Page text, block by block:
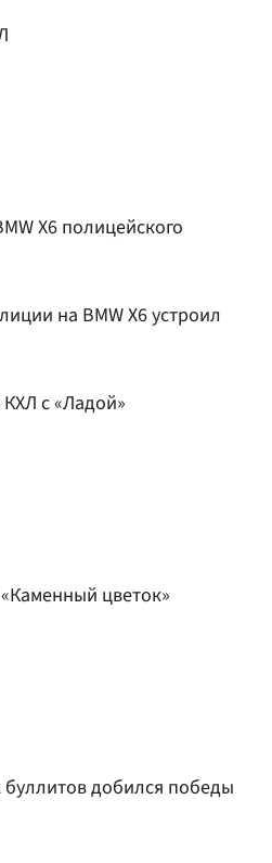
X6 полицейского
на BMW X6 устроил
с «Ладой»
цветок»
добился победы